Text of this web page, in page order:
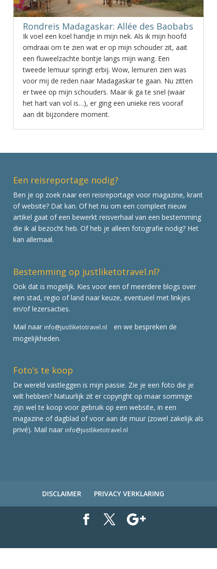
Rondreis Madagaskar: Allée des Baobabs
Ik voel een koel handje in mijn nek. Als ik mijn hoofd
omdraai om te zien wat er op mijn schouder zit, aait
een fluweelzachte bontje langs mijn wang. Een
tweede lemuur springt erbij. Wow, lemuren zien was
voor mij de reden naar Madagaskar te gaan. Nu zitten
er twee op mijn schouders. Maar ik ga te snel (waar
het hart van vol is…), er ging een unieke reis vooraf
aan dit bijzondere moment.
Een reisreportage nodig?
Ben je op zoek naar een reisreportage voor magazine, krant
of website? Dat kan. Of het nu om een compleet nieuw
artikel gaat of een bewerkt reisverhaal van een bestemming
die ik al bezocht heb. Of heb je alleen fotografie nodig? Het
kan allemaal.
Bestemming op justliketotravel.nl?
Ook dat is mogelijk. Kies voor een of meerdere blogs over
een stad, regio of land naar keuze, eventueel met linkjes
en/of lezersacties.
Mail naar info@justliketotravel.nl
en we bespreken de
mogelijkheden.
Foto’s te koop
De wereld vastleggen is mijn passie. Zie je een foto die je
wilt hebben? Natuurlijk zit er copyright op maar sommige
zijn wel te koop voor gebruik op een website, in een
magazine of dagblad of voor aan de muur (zowel zakelijk als
privé). Mail naar info@justliketotravel.nl
DISCLAIMER PRIVACY VERKLARING